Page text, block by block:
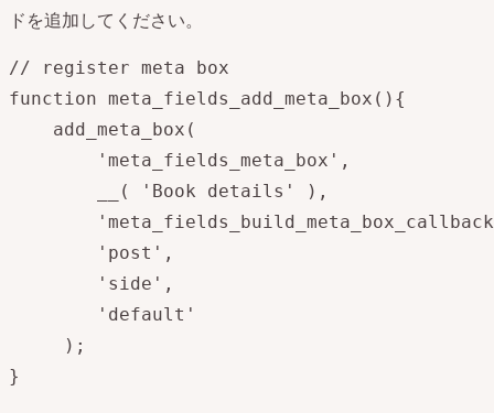
ドを追加してください。
// register meta box
function meta_fields_add_meta_box(){
}